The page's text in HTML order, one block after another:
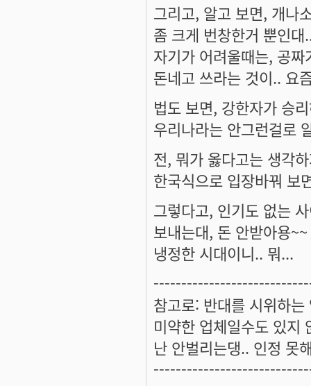
그리고, 알고 보면, 개나
좀 크게 번창한거 뿐인
자기가 어려울때는, 공
돈네고 쓰라는 것이.. 요
법도 보면, 강한자가 승
우리나라는 안그런걸로
전, 뭐가 옳다고는 생각
한국식으로 입장바꿔 보
그렇다고, 인기도 없는
보내는대, 돈 안받아용
냉정한 시대이니.. 뭐...
참고로: 반대를 시위하
미약한 업체일수도 있지
난 안벌리는댕.. 인정 못